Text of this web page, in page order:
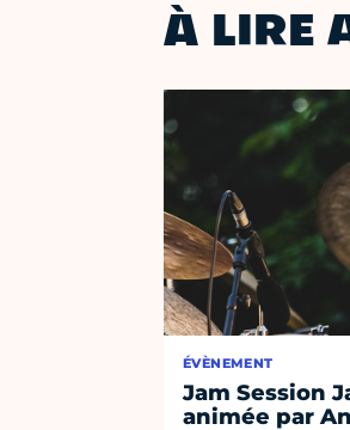
À LIRE
ÉVÈNEMENT
Jam Session
animée par